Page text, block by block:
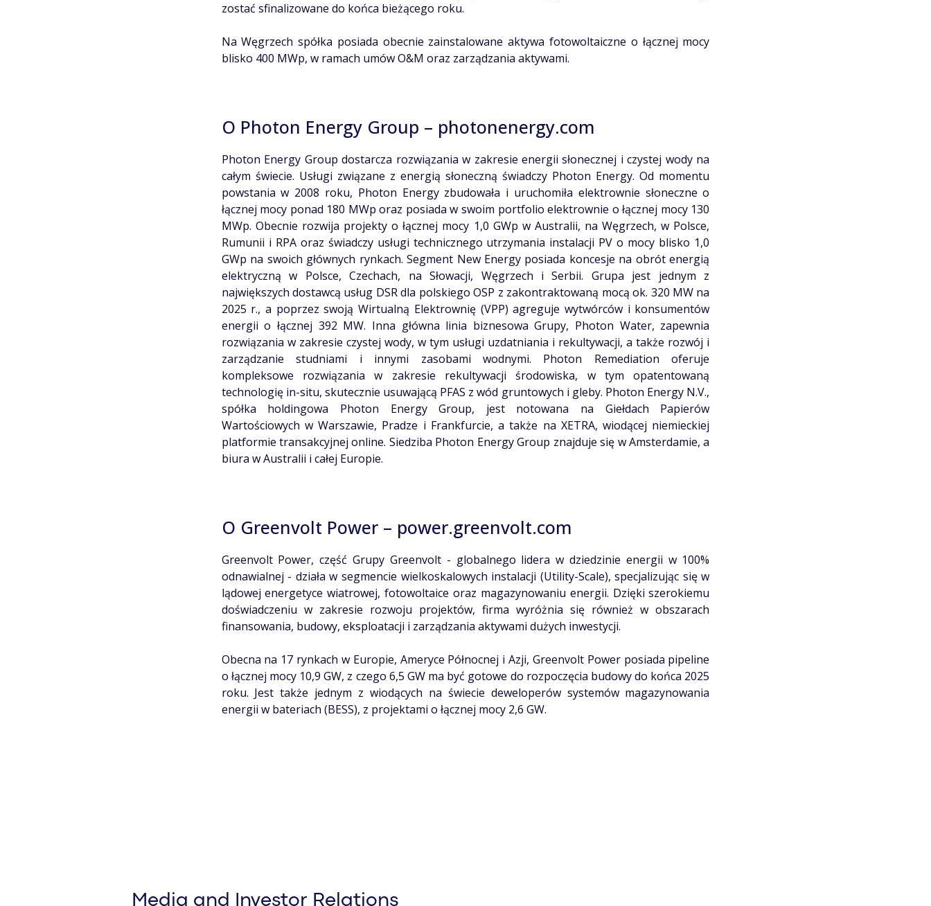
zostać sfinalizowane do końca bieżącego roku.
Na Węgrzech spółka posiada obecnie zainstalowane aktywa fotowoltaiczne o łącznej mocy
blisko 400 MWp, w ramach umów O&M oraz zarządzania aktywami.
O Photon Energy Group – photonenergy.com
Photon Energy Group dostarcza rozwiązania w zakresie energii słonecznej i czystej wody na
całym świecie. Usługi związane z energią słoneczną świadczy Photon Energy. Od momentu
powstania w 2008 roku, Photon Energy zbudowała i uruchomiła elektrownie słoneczne o
łącznej mocy ponad 180 MWp oraz posiada w swoim portfolio elektrownie o łącznej mocy 130
MWp. Obecnie rozwija projekty o łącznej mocy 1,0 GWp w Australii, na Węgrzech, w Polsce,
Rumunii i RPA oraz świadczy usługi technicznego utrzymania instalacji PV o mocy blisko 1,0
GWp na swoich głównych rynkach. Segment New Energy posiada koncesje na obrót energią
elektryczną w Polsce, Czechach, na Słowacji, Węgrzech i Serbii. Grupa jest jednym z
największych dostawcą usług DSR dla polskiego OSP z zakontraktowaną mocą ok. 320 MW na
2025 r., a poprzez swoją Wirtualną Elektrownię (VPP) agreguje wytwórców i konsumentów
energii o łącznej 392 MW. Inna główna linia biznesowa Grupy, Photon Water, zapewnia
rozwiązania w zakresie czystej wody, w tym usługi uzdatniania i rekultywacji, a także rozwój i
zarządzanie studniami i innymi zasobami wodnymi. Photon Remediation oferuje
kompleksowe rozwiązania w zakresie rekultywacji środowiska, w tym opatentowaną
technologię in-situ, skutecznie usuwającą PFAS z wód gruntowych i gleby. Photon Energy N.V.,
spółka holdingowa Photon Energy Group, jest notowana na Giełdach Papierów
Wartościowych w Warszawie, Pradze i Frankfurcie, a także na XETRA, wiodącej niemieckiej
platformie transakcyjnej online. Siedziba Photon Energy Group znajduje się w Amsterdamie, a
biura w Australii i całej Europie.
O Greenvolt Power – power.greenvolt.com
Greenvolt Power, część Grupy Greenvolt - globalnego lidera w dziedzinie energii w 100%
odnawialnej - działa w segmencie wielkoskalowych instalacji (Utility-Scale), specjalizując się w
lądowej energetyce wiatrowej, fotowoltaice oraz magazynowaniu energii. Dzięki szerokiemu
doświadczeniu w zakresie rozwoju projektów, firma wyróżnia się również w obszarach
finansowania, budowy, eksploatacji i zarządzania aktywami dużych inwestycji.
Obecna na 17 rynkach w Europie, Ameryce Północnej i Azji, Greenvolt Power posiada pipeline
o łącznej mocy 10,9 GW, z czego 6,5 GW ma być gotowe do rozpoczęcia budowy do końca 2025
roku. Jest także jednym z wiodących na świecie deweloperów systemów magazynowania
energii w bateriach (BESS), z projektami o łącznej mocy 2,6 GW.
Media and Investor Relations